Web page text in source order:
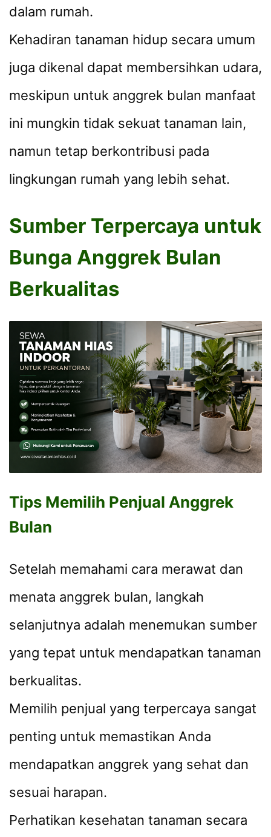
dalam rumah.
Kehadiran tanaman hidup secara umum
juga dikenal dapat membersihkan udara,
meskipun untuk anggrek bulan manfaat
ini mungkin tidak sekuat tanaman lain,
namun tetap berkontribusi pada
lingkungan rumah yang lebih sehat.
Sumber Terpercaya untuk
Bunga Anggrek Bulan
Berkualitas
Tips Memilih Penjual Anggrek
Bulan
Setelah memahami cara merawat dan
menata anggrek bulan, langkah
selanjutnya adalah menemukan sumber
yang tepat untuk mendapatkan tanaman
berkualitas.
Memilih penjual yang terpercaya sangat
penting untuk memastikan Anda
mendapatkan anggrek yang sehat dan
sesuai harapan.
Perhatikan kesehatan tanaman secara